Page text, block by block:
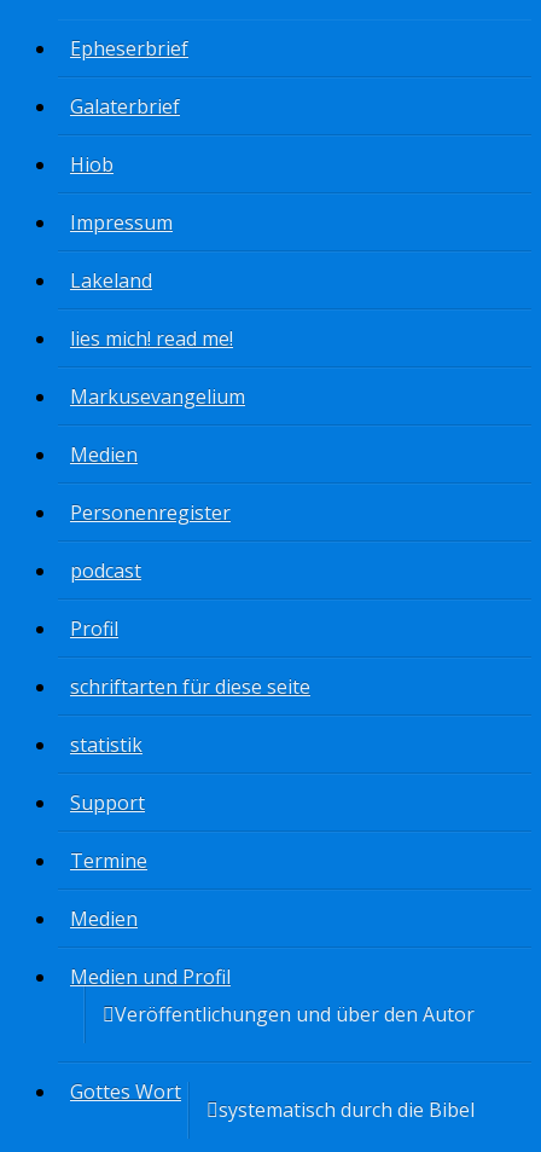
Epheserbrief
Galaterbrief
Hiob
Impressum
Lakeland
lies mich! read me!
Markusevangelium
Medien
Personenregister
podcast
Profil
schriftarten für diese seite
statistik
Support
Termine
Medien
Medien und Profil
Veröffentlichungen und über den Autor
Gottes Wort
systematisch durch die Bibel